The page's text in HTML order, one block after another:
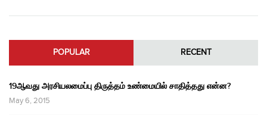
POPULAR RECENT
19ஆவது அரசியலமைப்பு திருத்தம் உண்மையில் சாதித்தது என்ன?
May 6, 2015